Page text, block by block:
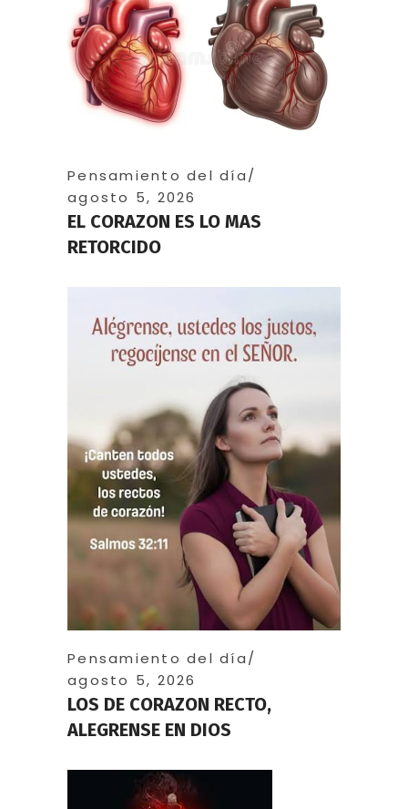
Pensamiento del día
agosto 5, 2026
EL CORAZON ES LO MAS
RETORCIDO
Pensamiento del día
agosto 5, 2026
LOS DE CORAZON RECTO,
ALEGRENSE EN DIOS